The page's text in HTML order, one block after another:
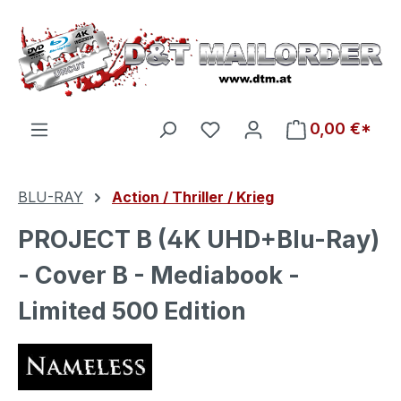
Zum Hauptinhalt springen
Du hast 0 Produkte auf
0,00 €*
BLU-RAY Action / Thriller / Krieg
PROJECT B (4K UHD+Blu-Ray)
- Cover B - Mediabook -
Limited 500 Edition